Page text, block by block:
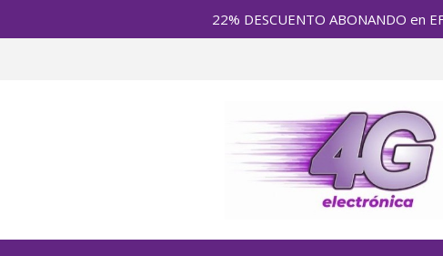
22% DESCUENTO ABONANDO en